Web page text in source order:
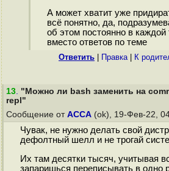
А может хватит уже
всё понятно, да,
об этом постоянно в каждой
вместо ответов по теме
Ответить Правка| К
13. "Можно ли bash заменить на
repl"
Сообщение от ACCA (ok), 19-Фев-22,
Чувак, не нужно делать свой
дефолтный шелл и не трогай
Их там десятки тысяч, учитывая
запаришься переписывать в одно